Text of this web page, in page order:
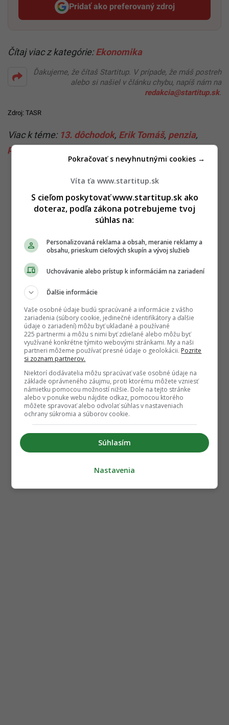
Pridať ako preferovaný zdroj
Startitup, odkaz sa otvorí v
Čítaj viac z kategórie:Ekonomika
Ďakujeme, že čítaš Startitup. V prípade, že máš postreh
alebo si našiel v článku chybu, napíš nám na
redakcia@startitup.sk.
Zdroj: TASR
Viac k téme: 13. dôchodok, Erik Tomáš, penzia,
politika,zmeny v 13. dôchodku
Víta ťa www.startitup.sk
S cieľom poskytovať www.startitup.sk ako
doteraz, podľa zákona potrebujeme tvoj
súhlas na:
Personalizovaná reklama a obsah, meranie reklamy a
obsahu, prieskum cieľových skupín a vývoj služieb
Uchovávanie alebo prístup k informáciám na zariadení
Ďalšie informácie
Vaše osobné údaje budú spracúvané a informácie z vášho
zariadenia (súbory cookie, jedinečné identifikátory a ďalšie
údaje o zariadení) môžu byť ukladané a používané
225 partnermi a môžu s nimi byť zdieľané alebo môžu byť
využívané konkrétne týmito webovými stránkami. My a naši
partneri môžeme používať presné údaje o geolokácii. Pozrite
si zoznam partnerov.
Niektorí dodávatelia môžu spracúvať vaše osobné údaje na
základe oprávneného záujmu, proti ktorému môžete vzniesť
námietku pomocou možností nižšie. Dole na tejto stránke
alebo v ponuke webu nájdite odkaz, pomocou ktorého
môžete spravovať alebo odvolať súhlas v nastaveniach
ochrany súkromia a súborov cookie.
Súhlasím
Pokračovať s nevyhnutnými cookies →
Nastavenia